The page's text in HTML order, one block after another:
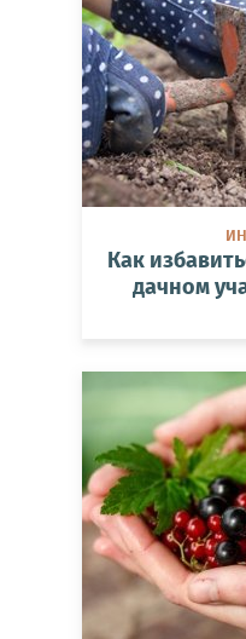
Как
дачном